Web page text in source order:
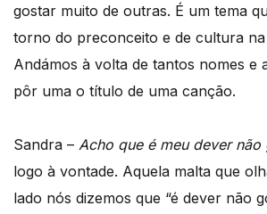
gostar muito de outras. É um tema
torno do preconceito e de cultura na
Andámos à volta de tantos nomes e
pôr uma o título de uma canção.
Sandra – Acho que é meu dever não
logo à vontade. Aquela malta que
lado nós dizemos que “é dever não